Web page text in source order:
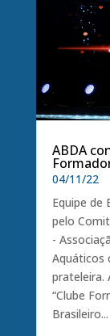
ABDA
04/11/22
Equipe de
pelo
-
Aquáticos
prateleira.
“Clube
Brasileiro...